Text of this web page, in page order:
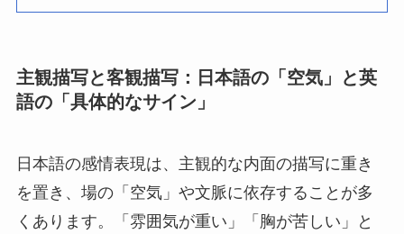
主観描写と客観描写：日本語の「空気」と英
語の「具体的なサイン」
日本語の感情表現は、主観的な内面の描写に重き
を置き、場の「空気」や文脈に依存することが多
くあります。「雰囲気が重い」「胸が苦しい」と